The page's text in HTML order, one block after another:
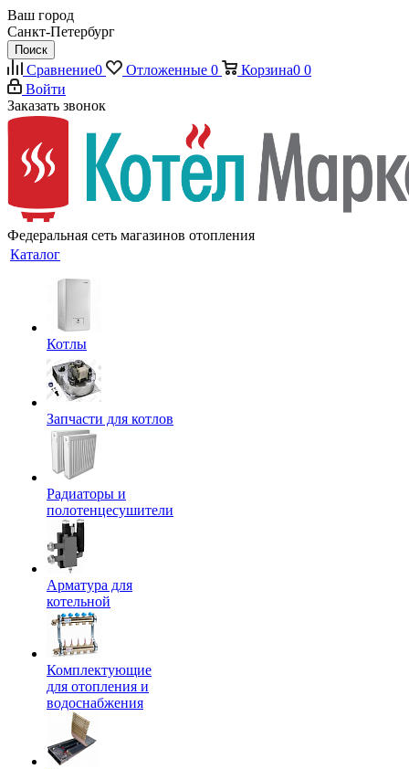
Ваш город
Санкт-Петербург
Поиск
Сравнение0 Отложенные 0 Корзина0 0
Войти
Заказать звонок
Федеральная сеть магазинов отопления
Каталог
Котлы
Запчасти для котлов
Радиаторы и
полотенцесушители
Арматура для
котельной
Комплектующие
для отопления и
водоснабжения